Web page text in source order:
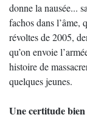
donne la nausée...
fachos dans l’âme,
révoltes de 2005,
qu’on envoie
histoire de
quelques jeunes.
Une certitude